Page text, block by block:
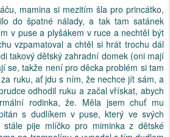
mamina si mezitím šla pro princátko,
do špatné nálady, a tak tam satánek
v puse a plyšákem v ruce a nechtěl být
vzpamatoval a chtěl si hrát trochu dál
takový dětský zahradní domek (oni mají
se, takže není pro děcka problém si tam
ruku, ať jdu s ním, že nechce jít sám, a
odhodil ruku a začal vřískat, abych
rodinka, že. Měla jsem chuť mu
s dudlíkem v puse, který ve svých
pije mlíčko pro miminka z dětské